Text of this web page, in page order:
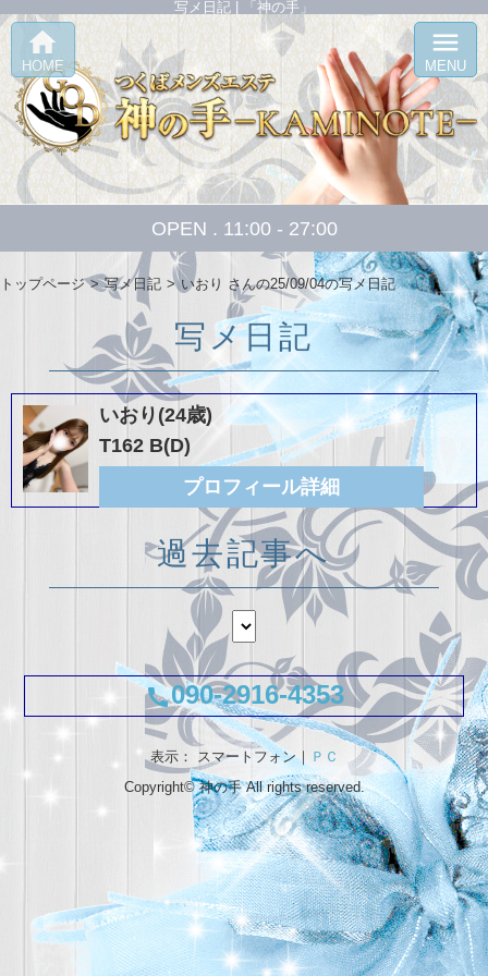
写メ日記 | 「神の手」
OPEN . 11:00 - 27:00
home
HOME
menu
MENU
トップページ 写メ日記 いおり さんの25/09/04の写メ日記
写メ日記
いおり(24歳)
T162 B(D)
プロフィール詳細
過去記事へ
call090-2916-4353
表示： スマートフォン｜ ＰＣ
Copyright©神の手All rights reserved.